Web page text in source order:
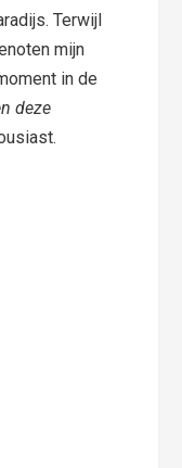
Terwijl
mijn
in de
deze